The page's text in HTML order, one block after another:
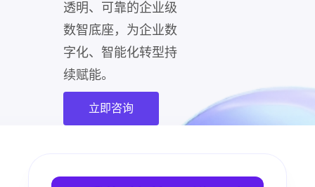
透明、可靠的企业级
数智底座，为企业数
字化、智能化转型持
续赋能。
立即咨询